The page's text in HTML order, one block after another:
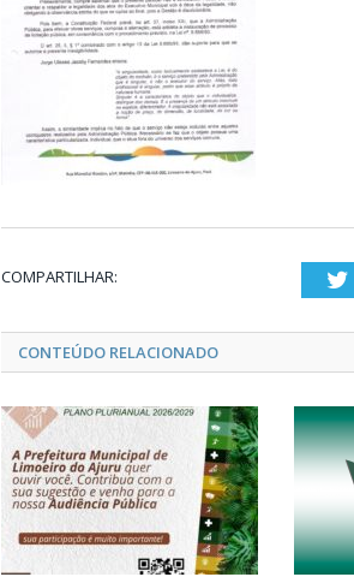
COMPARTILHAR:
CONTEÚDO RELACIONADO